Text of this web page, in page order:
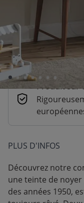
En stock |
ouvrés
Paiement
CB, Paypal,
Produit sûr
PLUS D'INFOS
Découvrez notre
une teinte de
des années 1950,